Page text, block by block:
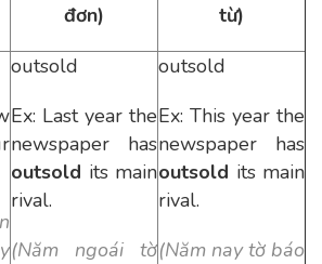
đơn)
từ)
outsold
Ex: Last year the
newspaper has
outsold its main
rival.
(Năm ngoái tờ
outsold
Ex: This year the
newspaper has
outsold its main
rival.
(Năm nay tờ báo